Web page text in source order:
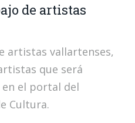
de artistas
artistas vallartenses,
que será
el portal del
Cultura.